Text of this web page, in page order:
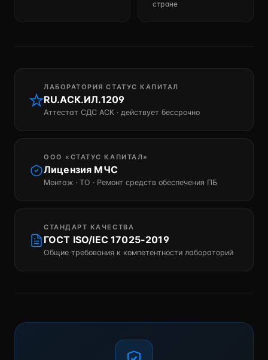
стране
ЛАБОРАТОРИЯ СТАТУС КАПИТАЛ
RU.АСК.ИЛ.1209
Аттестат СДС АСК · действует бессрочно
ООО «СТАТУС КАПИТАЛ»
Лицензия МЧС
Монтаж · ТО · Ремонт средств обеспечения ПБ
СТАНДАРТ КАЧЕСТВА
ГОСТ ISO/IEC 17025-2019
Общие требования к компетентности лабораторий